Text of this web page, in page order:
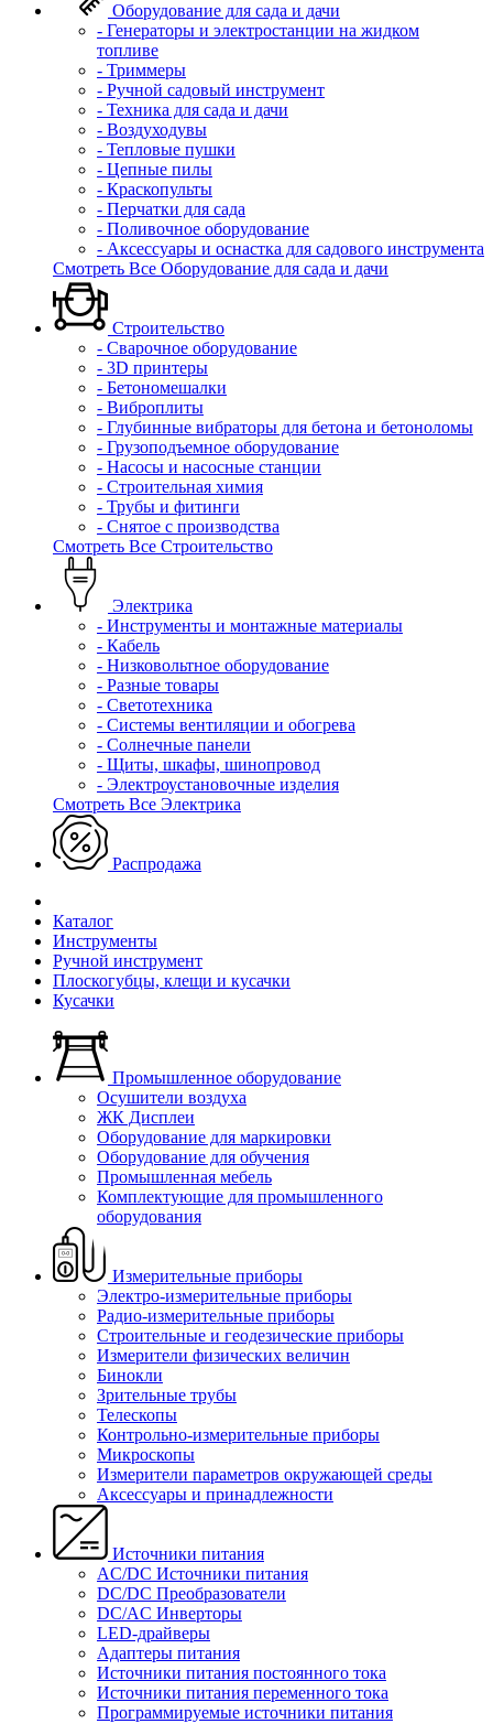
Оборудование для сада и дачи
- Генераторы и электростанции на жидком
топливе
- Триммеры
- Ручной садовый инструмент
- Техника для сада и дачи
- Воздуходувы
- Тепловые пушки
- Цепные пилы
- Краскопульты
- Перчатки для сада
- Поливочное оборудование
- Аксессуары и оснастка для садового инструмента
Смотреть Все Оборудование для сада и дачи
Строительство
- Сварочное оборудование
- 3D принтеры
- Бетономешалки
- Виброплиты
- Глубинные вибраторы для бетона и бетоноломы
- Грузоподъемное оборудование
- Насосы и насосные станции
- Строительная химия
- Трубы и фитинги
- Снятое с производства
Смотреть Все Строительство
Электрика
- Инструменты и монтажные материалы
- Кабель
- Низковольтное оборудование
- Разные товары
- Светотехника
- Системы вентиляции и обогрева
- Солнечные панели
- Щиты, шкафы, шинопровод
- Электроустановочные изделия
Смотреть Все Электрика
Распродажа
Каталог
Инструменты
Ручной инструмент
Плоскогубцы, клещи и кусачки
Кусачки
Промышленное оборудование
Осушители воздуха
ЖК Дисплеи
Оборудование для маркировки
Оборудование для обучения
Промышленная мебель
Комплектующие для промышленного
оборудования
Измерительные приборы
Электро-измерительные приборы
Радио-измерительные приборы
Строительные и геодезические приборы
Измерители физических величин
Бинокли
Зрительные трубы
Телескопы
Контрольно-измерительные приборы
Микроскопы
Измерители параметров окружающей среды
Аксессуары и принадлежности
Источники питания
AC/DC Источники питания
DC/DC Преобразователи
DC/AC Инверторы
LED-драйверы
Адаптеры питания
Источники питания постоянного тока
Источники питания переменного тока
Программируемые источники питания